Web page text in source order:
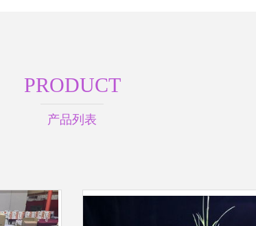
PRODUCT
产品列表